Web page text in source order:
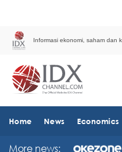
Informasi ekonomi, saham dan
Home News Economics
More news: